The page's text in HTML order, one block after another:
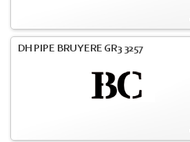
DH PIPE BRUYERE GR3 3257